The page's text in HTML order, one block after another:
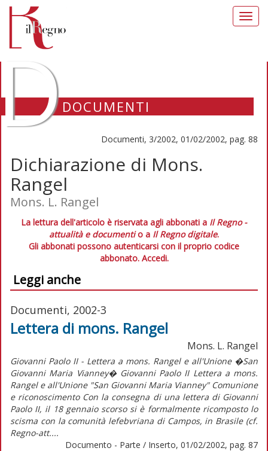
DOCUMENTI
Documenti, 3/2002, 01/02/2002, pag. 88
Dichiarazione di Mons.
Rangel
Mons. L. Rangel
La lettura dell'articolo è riservata agli abbonati a Il Regno -
attualità e documentio a Il Regno digitale.
Gli abbonati possono autenticarsi con il proprio codice
abbonato. Accedi.
Leggi anche
Documenti, 2002-3
Lettera di mons. Rangel
Mons. L. Rangel
Giovanni Paolo II - Lettera a mons. Rangel e all'Unione �San
Giovanni Maria Vianney� Giovanni Paolo II Lettera a mons.
Rangel e all'Unione "San Giovanni Maria Vianney" Comunione
e riconoscimento Con la consegna di una lettera di Giovanni
Paolo II, il 18 gennaio scorso si è formalmente ricomposto lo
scisma con la comunità lefebvriana di Campos, in Brasile (cf.
Regno-att....
Documento - Parte / Inserto, 01/02/2002, pag. 87